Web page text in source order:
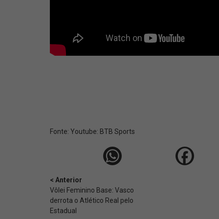
Fonte: Youtube: BTB Sports
< Anterior
Vôlei Feminino Base: Vasco
derrota o Atlético Real pelo
Estadual